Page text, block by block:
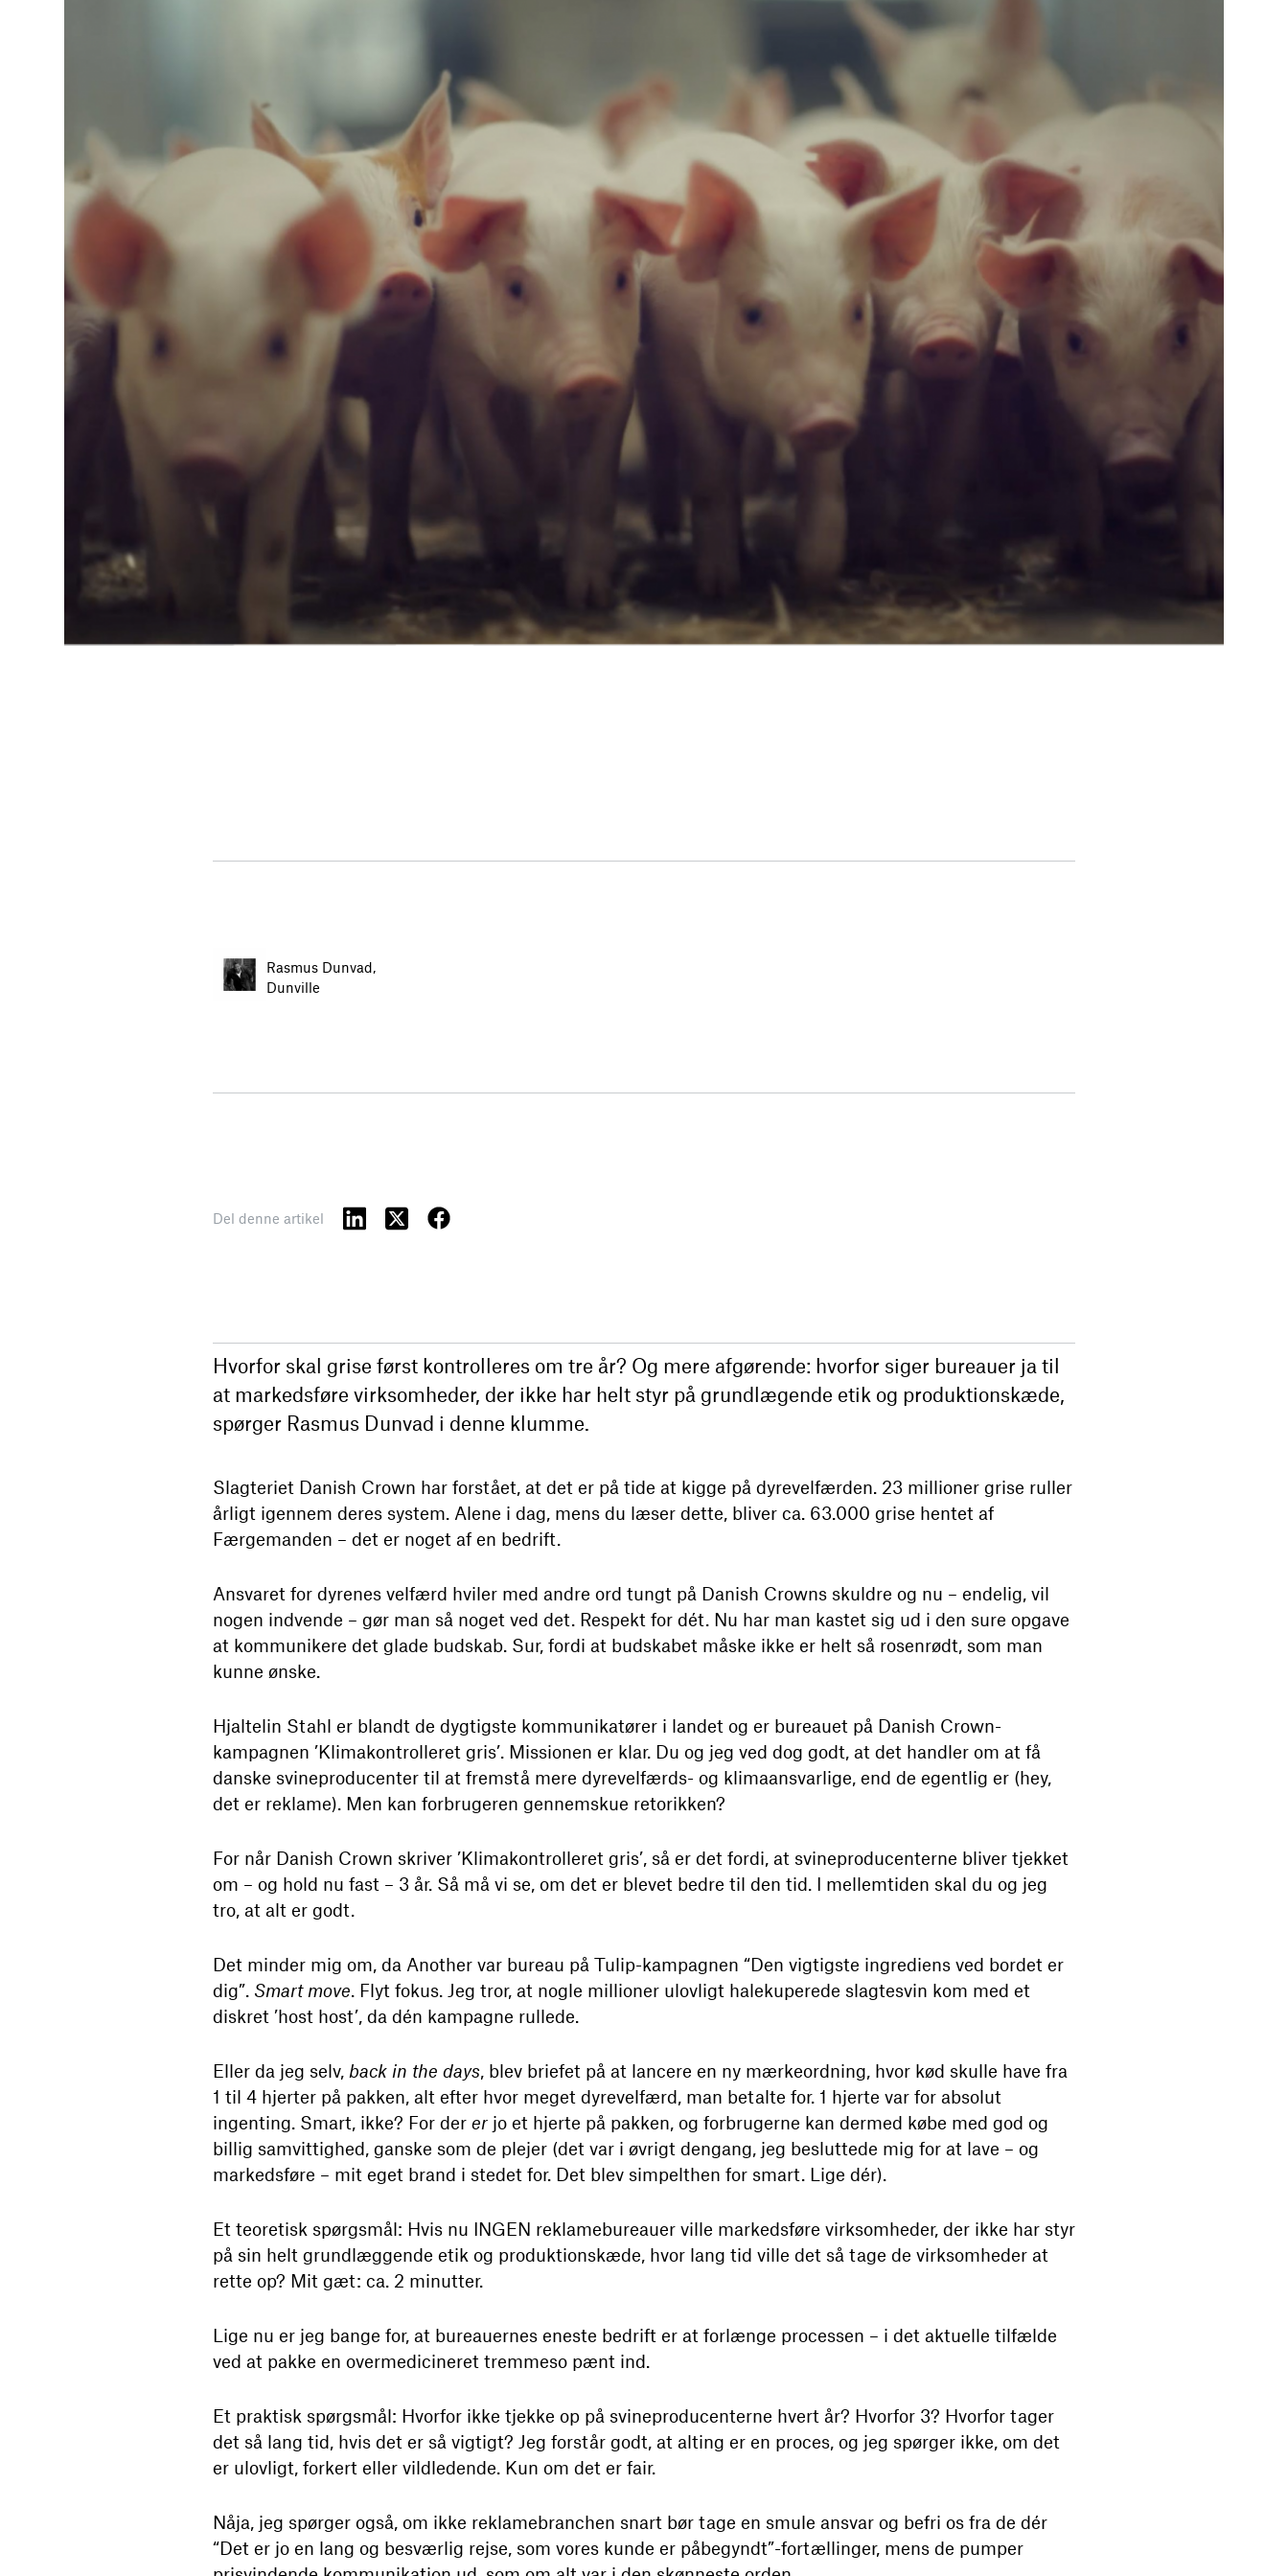
Rasmus Dunvad,
Dunville
Del denne artikel
Hvorfor skal grise først kontrolleres om tre år? Og mere afgørende: hvorfor siger bureauer ja til
at markedsføre virksomheder, der ikke har helt styr på grundlægende etik og produktionskæde,
spørger Rasmus Dunvad i denne klumme.
Slagteriet Danish Crown har forstået, at det er på tide at kigge på dyrevelfærden. 23 millioner grise ruller
årligt igennem deres system. Alene i dag, mens du læser dette, bliver ca. 63.000 grise hentet af
Færgemanden – det er noget af en bedrift.
Ansvaret for dyrenes velfærd hviler med andre ord tungt på Danish Crowns skuldre og nu – endelig, vil
nogen indvende – gør man så noget ved det. Respekt for dét. Nu har man kastet sig ud i den sure opgave
at kommunikere det glade budskab. Sur, fordi at budskabet måske ikke er helt så rosenrødt, som man
kunne ønske.
Hjaltelin Stahl er blandt de dygtigste kommunikatører i landet og er bureauet på Danish Crown-
kampagnen ’Klimakontrolleret gris’. Missionen er klar. Du og jeg ved dog godt, at det handler om at få
danske svineproducenter til at fremstå mere dyrevelfærds- og klimaansvarlige, end de egentlig er (hey,
det er reklame). Men kan forbrugeren gennemskue retorikken?
For når Danish Crown skriver ’Klimakontrolleret gris’, så er det fordi, at svineproducenterne bliver tjekket
om – og hold nu fast – 3 år. Så må vi se, om det er blevet bedre til den tid. I mellemtiden skal du og jeg
tro, at alt er godt.
Det minder mig om, da Another var bureau på Tulip-kampagnen “Den vigtigste ingrediens ved bordet er
dig”. Smart move. Flyt fokus. Jeg tror, at nogle millioner ulovligt halekuperede slagtesvin kom med et
diskret ’host host’, da dén kampagne rullede.
Eller da jeg selv, back in the days, blev briefet på at lancere en ny mærkeordning, hvor kød skulle have fra
1 til 4 hjerter på pakken, alt efter hvor meget dyrevelfærd, man betalte for. 1 hjerte var for absolut
ingenting. Smart, ikke? For der er jo et hjerte på pakken, og forbrugerne kan dermed købe med god og
billig samvittighed, ganske som de plejer (det var i øvrigt dengang, jeg besluttede mig for at lave – og
markedsføre – mit eget brand i stedet for. Det blev simpelthen for smart. Lige dér).
Et teoretisk spørgsmål: Hvis nu INGEN reklamebureauer ville markedsføre virksomheder, der ikke har styr
på sin helt grundlæggende etik og produktionskæde, hvor lang tid ville det så tage de virksomheder at
rette op? Mit gæt: ca. 2 minutter.
Lige nu er jeg bange for, at bureauernes eneste bedrift er at forlænge processen – i det aktuelle tilfælde
ved at pakke en overmedicineret tremmeso pænt ind.
Et praktisk spørgsmål: Hvorfor ikke tjekke op på svineproducenterne hvert år? Hvorfor 3? Hvorfor tager
det så lang tid, hvis det er så vigtigt? Jeg forstår godt, at alting er en proces, og jeg spørger ikke, om det
er ulovligt, forkert eller vildledende. Kun om det er fair.
Nåja, jeg spørger også, om ikke reklamebranchen snart bør tage en smule ansvar og befri os fra de dér
“Det er jo en lang og besværlig rejse, som vores kunde er påbegyndt”-fortællinger, mens de pumper